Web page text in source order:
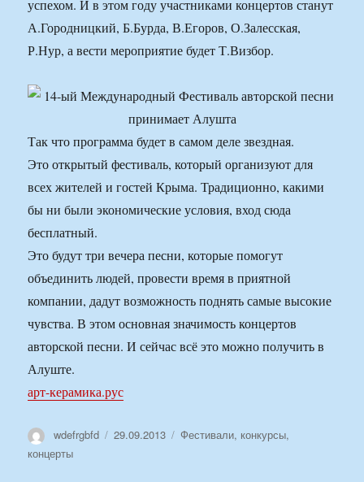
успехом. И в этом году участниками концертов станут
А.Городницкий, Б.Бурда, В.Егоров, О.Залесская,
Р.Нур, а вести мероприятие будет Т.Визбор.
Так что программа будет в самом деле звездная.
Это открытый фестиваль, который организуют для
всех жителей и гостей Крыма. Традиционно, какими
бы ни были экономические условия, вход сюда
бесплатный.
Это будут три вечера песни, которые помогут
объединить людей, провести время в приятной
компании, дадут возможность поднять самые высокие
чувства. В этом основная значимость концертов
авторской песни. И сейчас всё это можно получить в
Алуште.
арт-керамика.рус
Автор
wdefrgbfd Опубликовано
29.09.2013 Рубрики
Фестивали, конкурсы,
концерты